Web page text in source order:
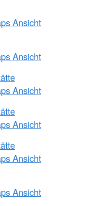
Ansicht
Ansicht
Ansicht
Ansicht
Ansicht
Ansicht